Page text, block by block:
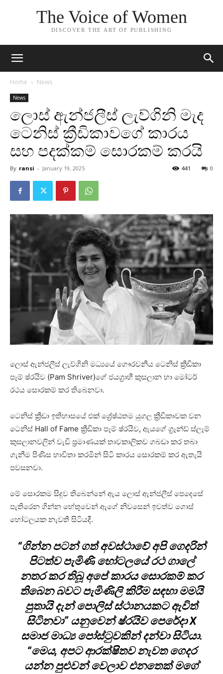
The Voice of Women
DISCOVER THE ART OF PUBLISHING
Home News
News
ලොස් ඇන්ජලීස් ලැව්ගිනි මැද
ටෙනිස් ක්‍රීඩිකාවගේ කාරය
සහ පදක්කම් සොරකම් කරයි
By ransi - January 19, 2025 0
441
ලොස් ඇන්ජලීස් ලැව්ගිනි මධ්‍යයේ ගෞරවනීය ටෙනිස් ක්‍රීඩිකා
පෑම් ෂ්රයිව (Pam Shriver)ගේ ජයග්‍රාහී කුසලාන හා මෝටර්
රථය සොරකම් කර තිබෙනවා.
ටෙනිස් ක්‍රීඩා ඉතිහාසයේ එක් ශ්‍රේෂ්ඨතම යුගල ක්‍රීඩිකාවක වන
ටෙනිස් Hall of Fame ක්‍රීඩිකා පෑම් ෂ්රයිව, ඇයගේ ග්‍රෑන්ඩ් ස්ලෑම්
කුසලානවලින් වැඩි ප්‍රමාණයක් තාවකාලිකව ගබඩා කර තබා
ගැනීම පිණිස භාවිතා කරමින් සිටි කාරය සොරකම් කර ඇතැයි
පවසනවා.
මේ සොරකම සිදුව තිබෙන්නේ ඇය ලොස් ඇන්ජලීස් පෙදෙසේ
පැතිරෙන ගින්න හේතුවෙන් ඇගේ නිවසෙන් ඉවත්ව ගොස්
හෝටලයක නැවතී සිටියදී.
“ගින්න පටන් ගත් අවස්ථාවේ අපි ගෙදරින්
පිටත්ව පැමිණි හෝටලයේ රථ ගාලේ
නතර කර තිබූ අපේ කාරය සොරකම් කර
තිබෙන බවට පැමිණිලි කිරීම සඳහා මමයි
පුතායි දැන් පොලිස් ස්ථානයකට ඇවිත්
සිටිනවා” යනුවෙන් ෂ්රයිව පෙරේදා X
සමාජ මාධ්‍ය පෝස්ටුවකින් දන්වා සිටියා.
“මෙය, අපට ආරක්ෂිතව නැවත ගෙදර
යන්න පුළුවන් වෙලාව එනතෙක් මගේ